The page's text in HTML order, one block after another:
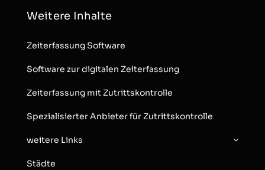
Weitere Inhalte
Zeiterfassung Software
Software zur digitalen Zeiterfassung
Zeiterfassung mit Zutrittskontrolle
Spezialisierter Anbieter für Zutrittskontrolle
weitere Links
Städte